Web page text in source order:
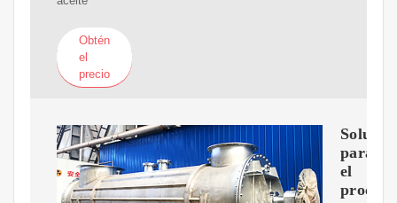
Obtén
el
precio
para
el
proceso